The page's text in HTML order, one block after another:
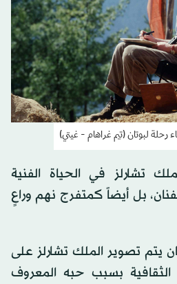
رحلة لبوتان (تيم غراهام - غيتي)
تشارلز في الحياة الفنية
بل أيضاً كمتفرج نهم وراعٍ
يتم تصوير الملك تشارلز على
بسبب حبه المعروف